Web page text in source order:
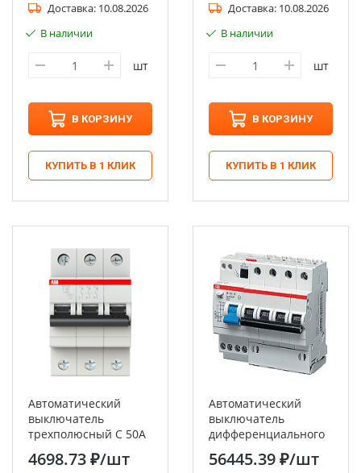
Доставка: 10.08.2026
В наличии
шт
В КОРЗИНУ
КУПИТЬ В 1 КЛИК
Доставка: 10.08.2026
В наличии
шт
В КОРЗИНУ
КУПИТЬ В 1 КЛИК
Автоматический
выключатель
трехполюсный C 50А
6кА SH203 ABB
4698.73 ₽/шт
Автоматический
выключатель
дифференциального
тока 4п C 50А 30мА
тип AC 6кА DS204
56445.39 ₽/шт